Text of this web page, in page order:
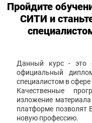
Пройдите
СИТИ и
Данный курс - это
официальный
специалистом в
Качественные
изложение
платформе позволят
новую профессию.